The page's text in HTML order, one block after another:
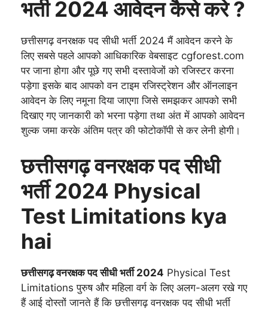
भर्ती 2024 आवेदन कैसे करे ?
छत्तीसगढ़ वनरक्षक पद सीधी भर्ती 2024 मैं आवेदन करने के
लिए सबसे पहले आपको आधिकारिक वेबसाइट cgforest.com
पर जाना होगा और पूछे गए सभी दस्तावेजों को रजिस्टर करना
पड़ेगा इसके बाद आपको वन टाइम रजिस्ट्रेशन और ऑनलाइन
आवेदन के लिए नमूना दिया जाएगा जिसे समझकर आपको सभी
दिखाए गए जानकारी को भरना पड़ेगा तथा अंत में आपको आवेदन
शुल्क जमा करके अंतिम पत्र की फोटोकॉपी से कर लेनी होगी।
छत्तीसगढ़ वनरक्षक पद सीधी
भर्ती 2024 Physical
Test Limitations kya
hai
छत्तीसगढ़ वनरक्षक पद सीधी भर्ती 2024 Physical Test
Limitations पुरुष और महिला वर्ग के लिए अलग-अलग रखे गए
हैं आई दोस्तों जानते हैं कि छत्तीसगढ़ वनरक्षक पद सीधी भर्ती